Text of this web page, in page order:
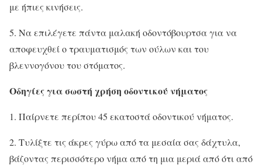
με ήπιες κινήσεις.
5. Να επιλέγετε πάντα μαλακή οδοντόβουρτσα για να
αποφευχθεί ο τραυματισμός των ούλων και του
βλεννογόνου του στόματος.
Οδηγίες για σωστή χρήση οδοντικού νήματος
1. Παίρνετε περίπου 45 εκατοστά οδοντικού νήματος.
2. Τυλίξτε τις άκρες γύρω από τα μεσαία σας δάχτυλα,
βάζοντας περισσότερο νήμα από τη μια μεριά από ότι από